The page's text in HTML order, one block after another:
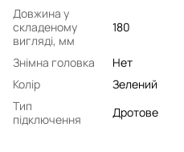
Довжина у
складеному
вигляді, мм
180
Знімна головка
Нет
Колір
Зелений
Тип
підключення
Дротове